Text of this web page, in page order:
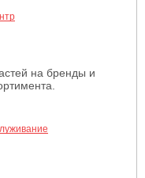
на бренды и